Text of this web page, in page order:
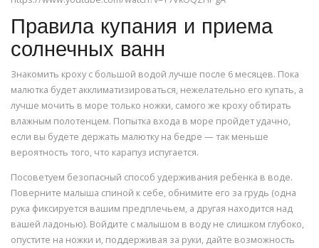
Правила купания и приема
солнечных ванн
Знакомить кроху с большой водой лучше после 6 месяцев. Пока
малютка будет акклиматизироваться, нежелательно его купать, а
лучше мочить в море только ножки, самого же кроху обтирать
влажным полотенцем. Попытка входа в море пройдет удачно,
если вы будете держать малютку на бедре — так меньше
вероятность того, что карапуз испугается.
Посоветуем безопасный способ удерживания ребенка в воде.
Поверните малыша спиной к себе, обнимите его за грудь (одна
рука фиксируется вашим предплечьем, а другая находится над
вашей ладонью). Войдите с малышом в воду не слишком глубоко,
опустите на ножки и, поддерживая за руки, дайте возможность